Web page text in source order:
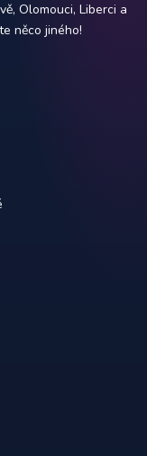
Olomouci, Liberci a
něco jiného!